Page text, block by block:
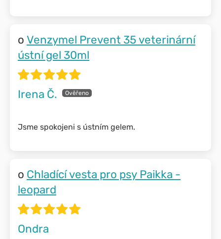
Venzymel Prevent 35 veterinární
ústní gel 30ml
Irena Č.
Jsme spokojeni s ústním gelem.
Chladící vesta pro psy Paikka -
leopard
Ondra